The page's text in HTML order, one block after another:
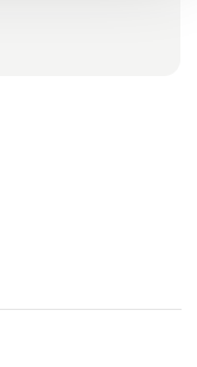
gavlmalerier.